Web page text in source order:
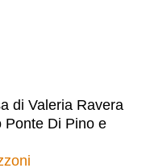
di Valeria Ravera
Ponte Di Pino e